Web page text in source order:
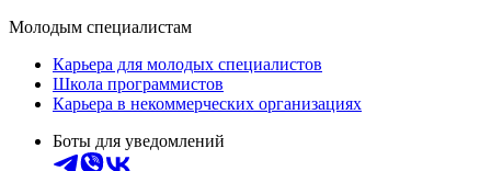
Молодым специалистам
Карьера для молодых специалистов
Школа программистов
Карьера в некоммерческих организациях
Боты для уведомлений